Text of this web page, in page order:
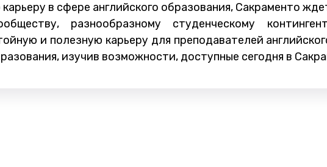
в сфере английского образования, Сакраменто
разнообразному студенческому
и полезную карьеру для преподавателей
изучив возможности, доступные сегодня в